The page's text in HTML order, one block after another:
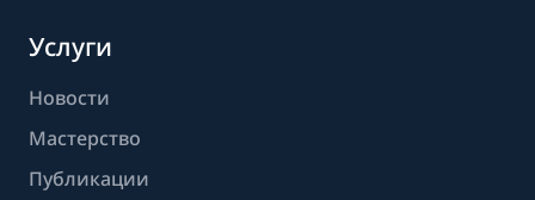
Услуги
Новости
Мастерство
Публикации